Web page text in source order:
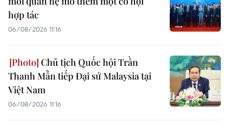
hợp tác
06/08/2026 11:16
Chủ tịch Quốc hội Trần
Thanh Mẫn tiếp Đại sứ Malaysia tại
Việt Nam
06/08/2026 11:16